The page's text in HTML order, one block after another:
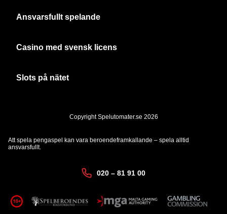
Ansvarsfullt spelande
Casino med svensk licens
Slots på nätet
Copyright Spelutomater.se 2026
Att spela pengaspel kan vara beroendeframkallande – spela alltid
ansvarsfullt.
020 – 81 91 00